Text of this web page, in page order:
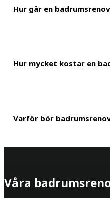
En renovering av
Hur går en
Beroende på vilken typ av
Hur mycket kostar en
En renovering av ett badrum
Varför bör
kompensation från ditt
Våra